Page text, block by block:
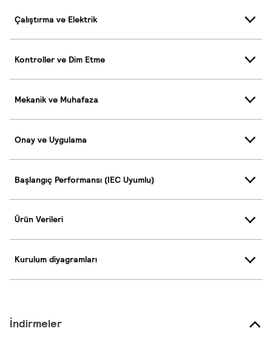
Çalıştırma ve Elektrik
Kontroller ve Dim Etme
Mekanik ve Muhafaza
Onay ve Uygulama
Başlangıç Performansı (IEC Uyumlu)
Ürün Verileri
Kurulum diyagramları
İndirmeler